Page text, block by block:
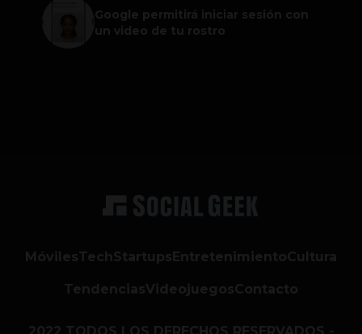
Google permitirá iniciar sesión con
un video de tu rostro